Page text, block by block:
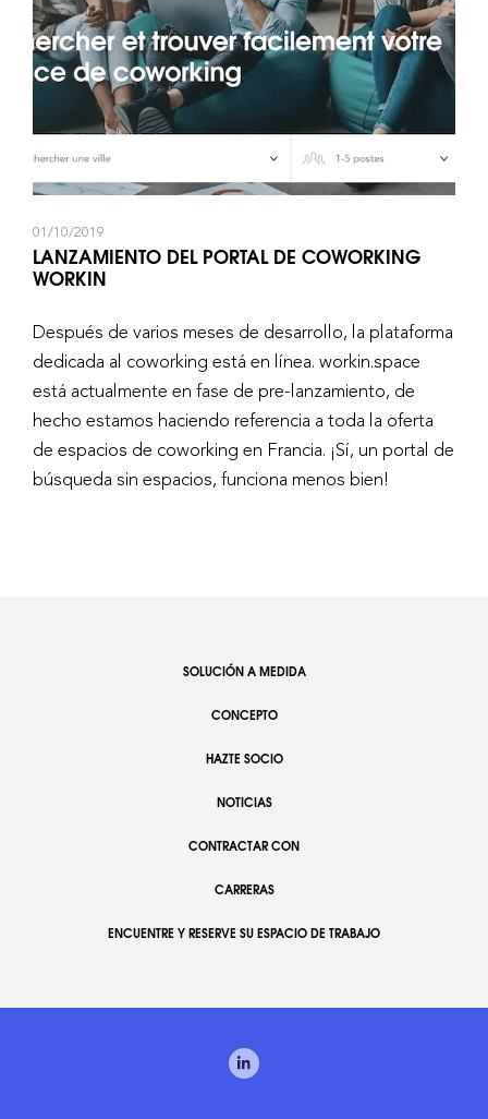
01/10/2019
LANZAMIENTO DEL PORTAL DE COWORKING
WORKIN
Después de varios meses de desarrollo, la plataforma
dedicada al coworking está en línea. workin.space
está actualmente en fase de pre-lanzamiento, de
hecho estamos haciendo referencia a toda la oferta
de espacios de coworking en Francia. ¡Sí, un portal de
búsqueda sin espacios, funciona menos bien!
SOLUCIÓN A MEDIDA
CONCEPTO
HAZTE SOCIO
NOTICIAS
CONTRACTAR CON
CARRERAS
ENCUENTRE Y RESERVE SU ESPACIO DE TRABAJO